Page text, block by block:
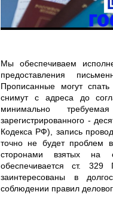
Мы обеспечиваем
предоставления
Прописанные могут
снимут с адреса до
минимально
зарегистрированного -
Кодекса РФ), запись
точно не будет проблем в
сторонами взятых на
обеспечивается ст.
заинтересованы в
соблюдении правил